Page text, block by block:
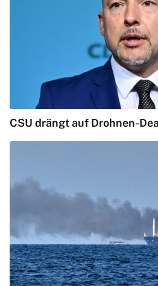
CSU drängt auf Drohnen-